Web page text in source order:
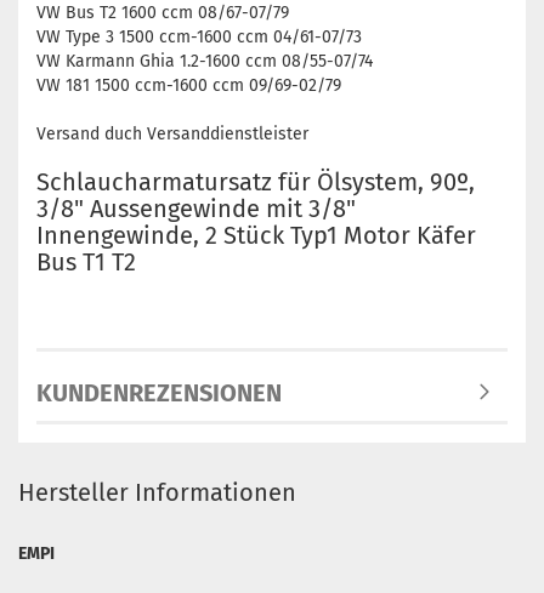
VW Bus T2 1600 ccm 08/67-07/79
VW Type 3 1500 ccm-1600 ccm 04/61-07/73
VW Karmann Ghia 1.2-1600 ccm 08/55-07/74
VW 181 1500 ccm-1600 ccm 09/69-02/79
Versand duch Versanddienstleister
Schlaucharmatursatz für Ölsystem, 90º,
3/8" Aussengewinde mit 3/8"
Innengewinde, 2 Stück Typ1 Motor Käfer
Bus T1 T2
KUNDENREZENSIONEN
Hersteller Informationen
EMPI